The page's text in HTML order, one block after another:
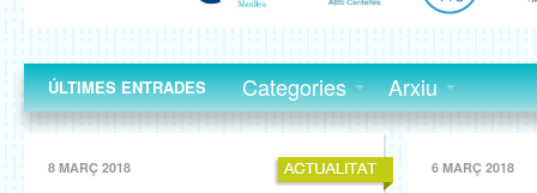
ÚLTIMES ENTRADES Categories Arxiu
8 MARÇ 2018 6 MARÇ 2018